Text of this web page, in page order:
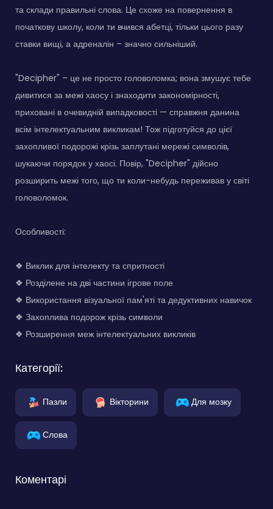
та склади правильні слова. Це схоже на повернення в
початкову школу, коли ти вчився абетці, тільки цього разу
ставки вищі, а адреналін – значно сильніший.
"Decipher" – це не просто головоломка; вона змушує тебе
дивитися за межі хаосу і знаходити закономірності,
приховані в очевидній випадковості — справжня данина
всім інтелектуальним викликам! Тож підготуйся до цієї
захопливої подорожі крізь заплутані мережі символів,
шукаючи порядок у хаосі. Повір, "Decipher" дійсно
розширить межі того, що ти коли-небудь переживав у світі
головоломок.
Особливості:
❖ Виклик для інтелекту та спритності
❖ Розділене на дві частини ігрове поле
❖ Використання візуальної пам'яті та дедуктивних навичок
❖ Захоплива подорож крізь символи
❖ Розширення меж інтелектуальних викликів
Категорії:
Пазли Вікторини Для мозку
Слова
Коментарі